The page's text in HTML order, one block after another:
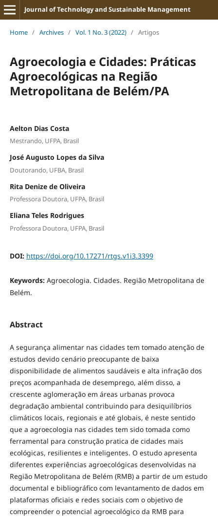
Journal of Technology and Sustainable Management
Home / Archives / Vol. 1 No. 3 (2022) / Artigos
Agroecologia e Cidades: Práticas
Agroecológicas na Região
Metropolitana de Belém/PA
Aelton Dias Costa
Mestrando, UFPA, Brasil
José Augusto Lopes da Silva
Doutorando, UFBA, Brasil
Rita Denize de Oliveira
Professora Doutora, UFPA, Brasil
Eliana Teles Rodrigues
Professora Doutora, UFPA, Brasil
DOI: https://doi.org/10.17271/rtgs.v1i3.3399
Keywords: Agroecologia. Cidades. Região Metropolitana de
Belém.
Abstract
A segurança alimentar nas cidades tem tomado atenção de
estudos devido cenário preocupante de baixa
disponibilidade de alimentos saudáveis e alta infração dos
preços acompanhada de desemprego, além disso, a
crescente aglomeração em áreas urbanas provoca
degradação ambiental contribuindo para desiquilíbrios
climáticos locais, regionais e até globais, é neste sentido
que a agroecologia nas cidades tem sido tomada como
ferramental para construção pratica de cidades mais
ecológicas, resilientes e inteligentes. O estudo apresenta
diferentes experiências agroecológicas desenvolvidas na
Região Metropolitana de Belém (RMB) a partir de um estudo
documental e bibliográfico com levantamento de dados em
plataformas oficiais e redes sociais com o objetivo de
compreender o potencial agroecológico da RMB para